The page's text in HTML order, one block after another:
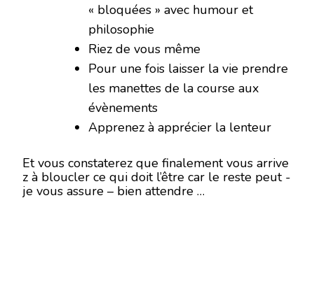
« bloquées » avec humour et
philosophie
Riez de vous même
Pour une fois laisser la vie prendre
les manettes de la course aux
évènements
Apprenez à apprécier la lenteur
Et vous constaterez que finalement vous arrive
z à bloucler ce qui doit l’être car le reste peut -
je vous assure – bien attendre …